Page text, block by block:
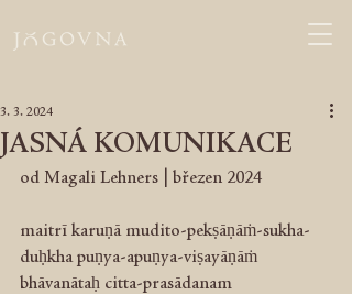
JASNÁ KOMUNIKACE
3. 3. 2024
od Magali Lehners | březen 2024
maitrī karuṇā mudito-pekṣāṇāṁ-sukha-
duḥkha puṇya-apuṇya-viṣayāṇāṁ
bhāvanātaḥ citta-prasādanam